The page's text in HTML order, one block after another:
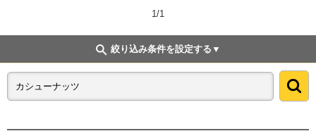
1/1
絞り込み条件を設定する